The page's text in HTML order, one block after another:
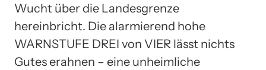
Wucht über die Landesgrenze
hereinbricht. Die alarmierend hohe
WARNSTUFE DREI von VIER lässt nichts
Gutes erahnen – eine unheimliche